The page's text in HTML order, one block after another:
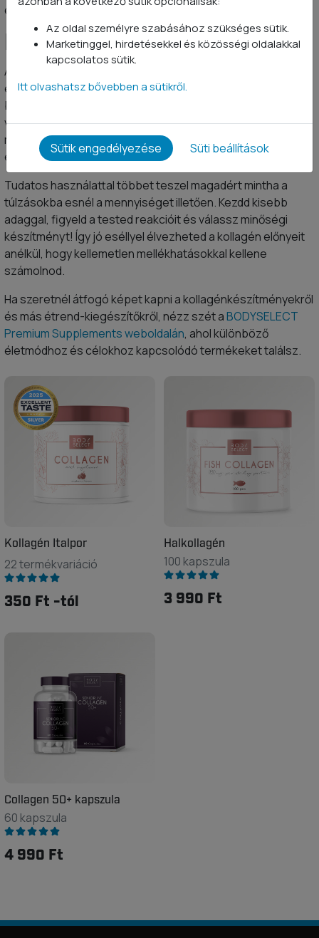
emelkedhet.
Mire figyelj még?
A kollagén mellékhatása maximum kellemetlen, egyéni
érzékenység előfordulhat, főként akkor, ha allergiás vagy
bizonyos fehérjeforrásokra. Ha krónikus betegséged van,
várandós vagy, vagy rendszeresen gyógyszert szedsz,
mindenképpen kérd ki szakember véleményét a szedés
előtt.
Tudatos használattal többet teszel magadért mintha a
túlzásokba esnél a mennyiséget illetően. Kezdd kisebb
adaggal, figyeld a tested reakcióit és válassz minőségi
készítményt! Így jó eséllyel élvezheted a kollagén előnyeit
anélkül, hogy kellemetlen mellékhatásokkal kellene
számolnod.
Ha szeretnél átfogó képet kapni a kollagénkészítményekről
és más étrend-kiegészítőkről, nézz szét aBODYSELECT
Premium Supplements weboldalán, ahol különböző
életmódhoz és célokhoz kapcsolódó termékeket találsz.
Kollagén Italpor
22 termékvariáció
350 Ft -tól
Halkollagén
100 kapszula
3 990 Ft
Collagen 50+ kapszula
60 kapszula
4 990 Ft
Az oldal személyre szabásához szükséges sütik.
Marketinggel, hirdetésekkel és közösségi oldalakkal
kapcsolatos sütik.
Itt olvashatsz bővebben a sütikről.
Sütik engedélyezése Süti beállítások